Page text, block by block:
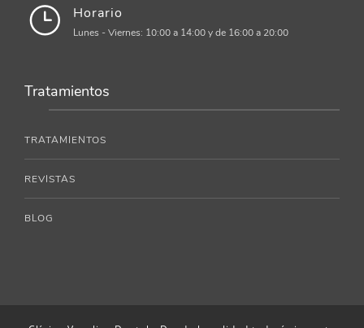
Horario
Lunes - Viernes: 10:00 a 14:00 y de 16:00 a 20:00
Tratamientos
TRATAMIENTOS
REVISTAS
BLOG